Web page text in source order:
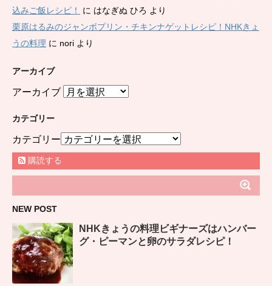
込みご飯レシピ！
に はなぎぬ ひろ より
栗原はるみのジャンボプリン・チキンナゲットレシピ！NHKきょ
うの料理 に nori より
アーカイブ
アーカイブ
カテゴリー
カテゴリー
購読する
NEW POST
NHKきょうの料理ビギナーズはハンバー
グ・ピーマンと卵のサラダレシピ！